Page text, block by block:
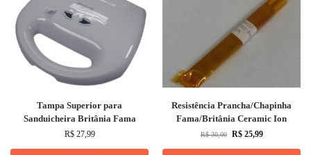
Tampa Superior para
Sanduicheira Britânia Fama
R$27,99
Resistência Prancha/Chapinha
Fama/Britânia Ceramic Ion
R$30,00 R$25,99